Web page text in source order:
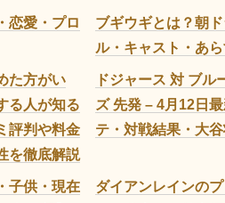
恋愛・プロ
ブギウギとは？朝
ル・キャスト・あ
た方がい
る人が知る
評判や料金
を徹底解説
ドジャース 対 ブル
ズ 先発 – 4月12日
テ・対戦結果・大
子供・現在
ダイアンレインの